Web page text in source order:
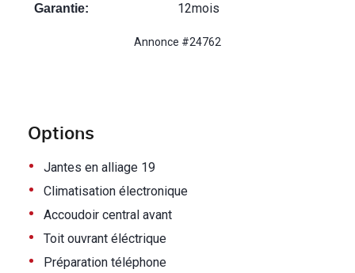
Options
• Jantes en alliage 19
• Climatisation électronique
• Accoudoir central avant
• Toit ouvrant éléctrique
• Préparation téléphone
Garantie: 12mois
Annonce #24762